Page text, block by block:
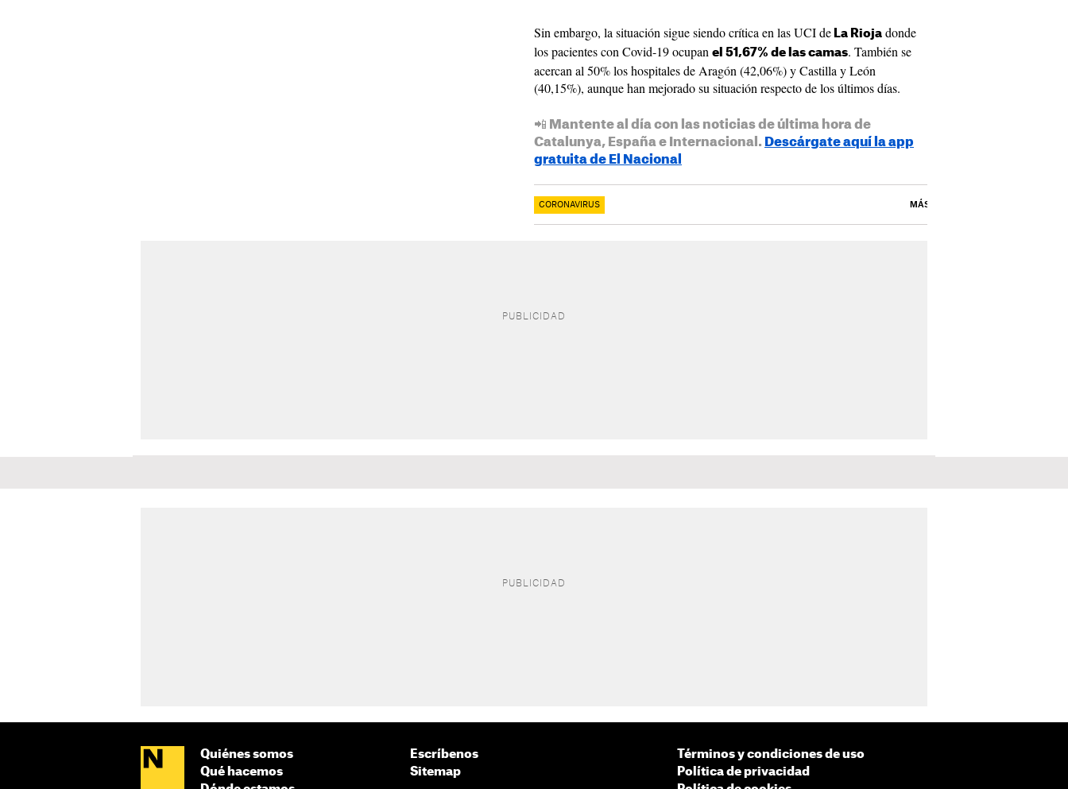
Sin embargo, la situación sigue siendo crítica en las UCI de La Rioja donde
los pacientes con Covid-19 ocupan el 51,67% de las camas. También se
acercan al 50% los hospitales de Aragón (42,06%) y Castilla y León
(40,15%), aunque han mejorado su situación respecto de los últimos días.
📲 Mantente al día con las noticias de última hora de
Catalunya, España e Internacional. Descárgate aquí la app
gratuita de El Nacional
CORONAVIRUS MÁS
Quiénes somos
Qué hacemos
Escríbenos
Sitemap
Términos y condiciones de uso
Política de privacidad